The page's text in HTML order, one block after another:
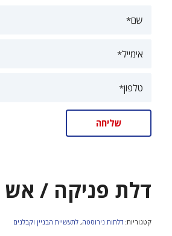
דלת פניקה / אש
קטגוריות: דלתות נירוסטה, לתעשיית הבניין וקבלנים